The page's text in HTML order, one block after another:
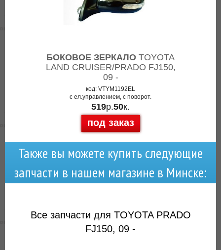
БОКОВОЕ ЗЕРКАЛО TOYOTA
LAND CRUISER/PRADO FJ150,
09 -
код: VTYM1192EL
с ел.управлением, c поворот.
519р.50к.
под заказ
Также вы можете купить следующие
запчасти в нашем магазине в Минске:
Все запчасти для TOYOTA PRADO
FJ150, 09 -